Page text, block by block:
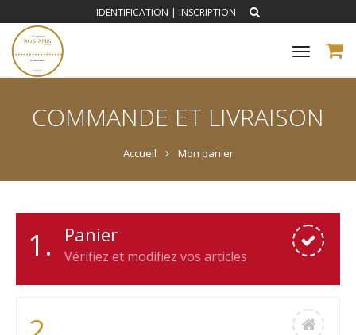
IDENTIFICATION | INSCRIPTION
Toggle
COMMANDE ET LIVRAISON
Accueil Mon panier
1. Panier
Vérifiez et modifiez vos articles